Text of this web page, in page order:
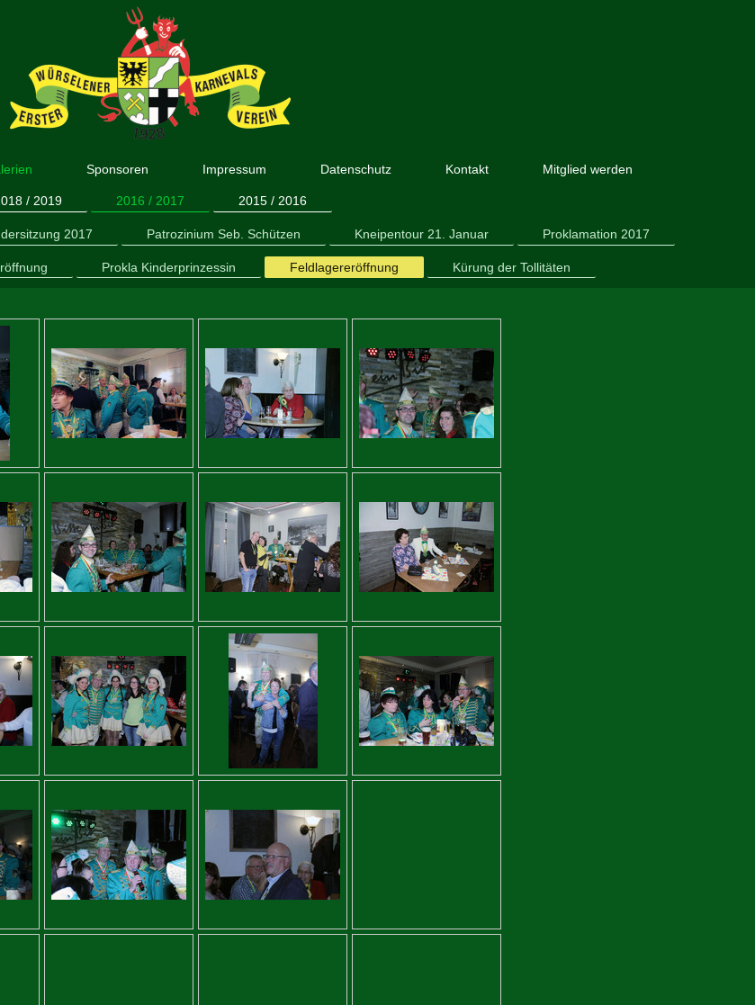
Sponsoren Impressum Datenschutz Kontakt Mitglied werden
/ 2019 2016 / 2017 2015 / 2016
2017 Patrozinium Seb. Schützen Kneipentour 21. Januar Proklamation 2017
Prokla Kinderprinzessin Feldlagereröffnung Kürung der Tollitäten